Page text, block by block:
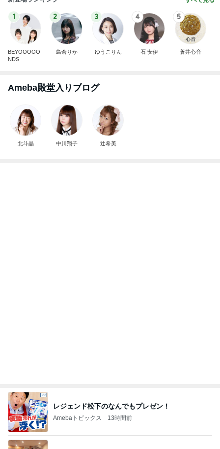
1
BEYOOOOO
NDS
2
島倉りか
3
ゆうこりん
4
石 安伊
5
蒼井心音
Ameba殿堂入りブログ
北斗晶 中川翔子 辻希美
レジェンド松下のなんでもプレゼン！
Amebaトピックス 13時間前